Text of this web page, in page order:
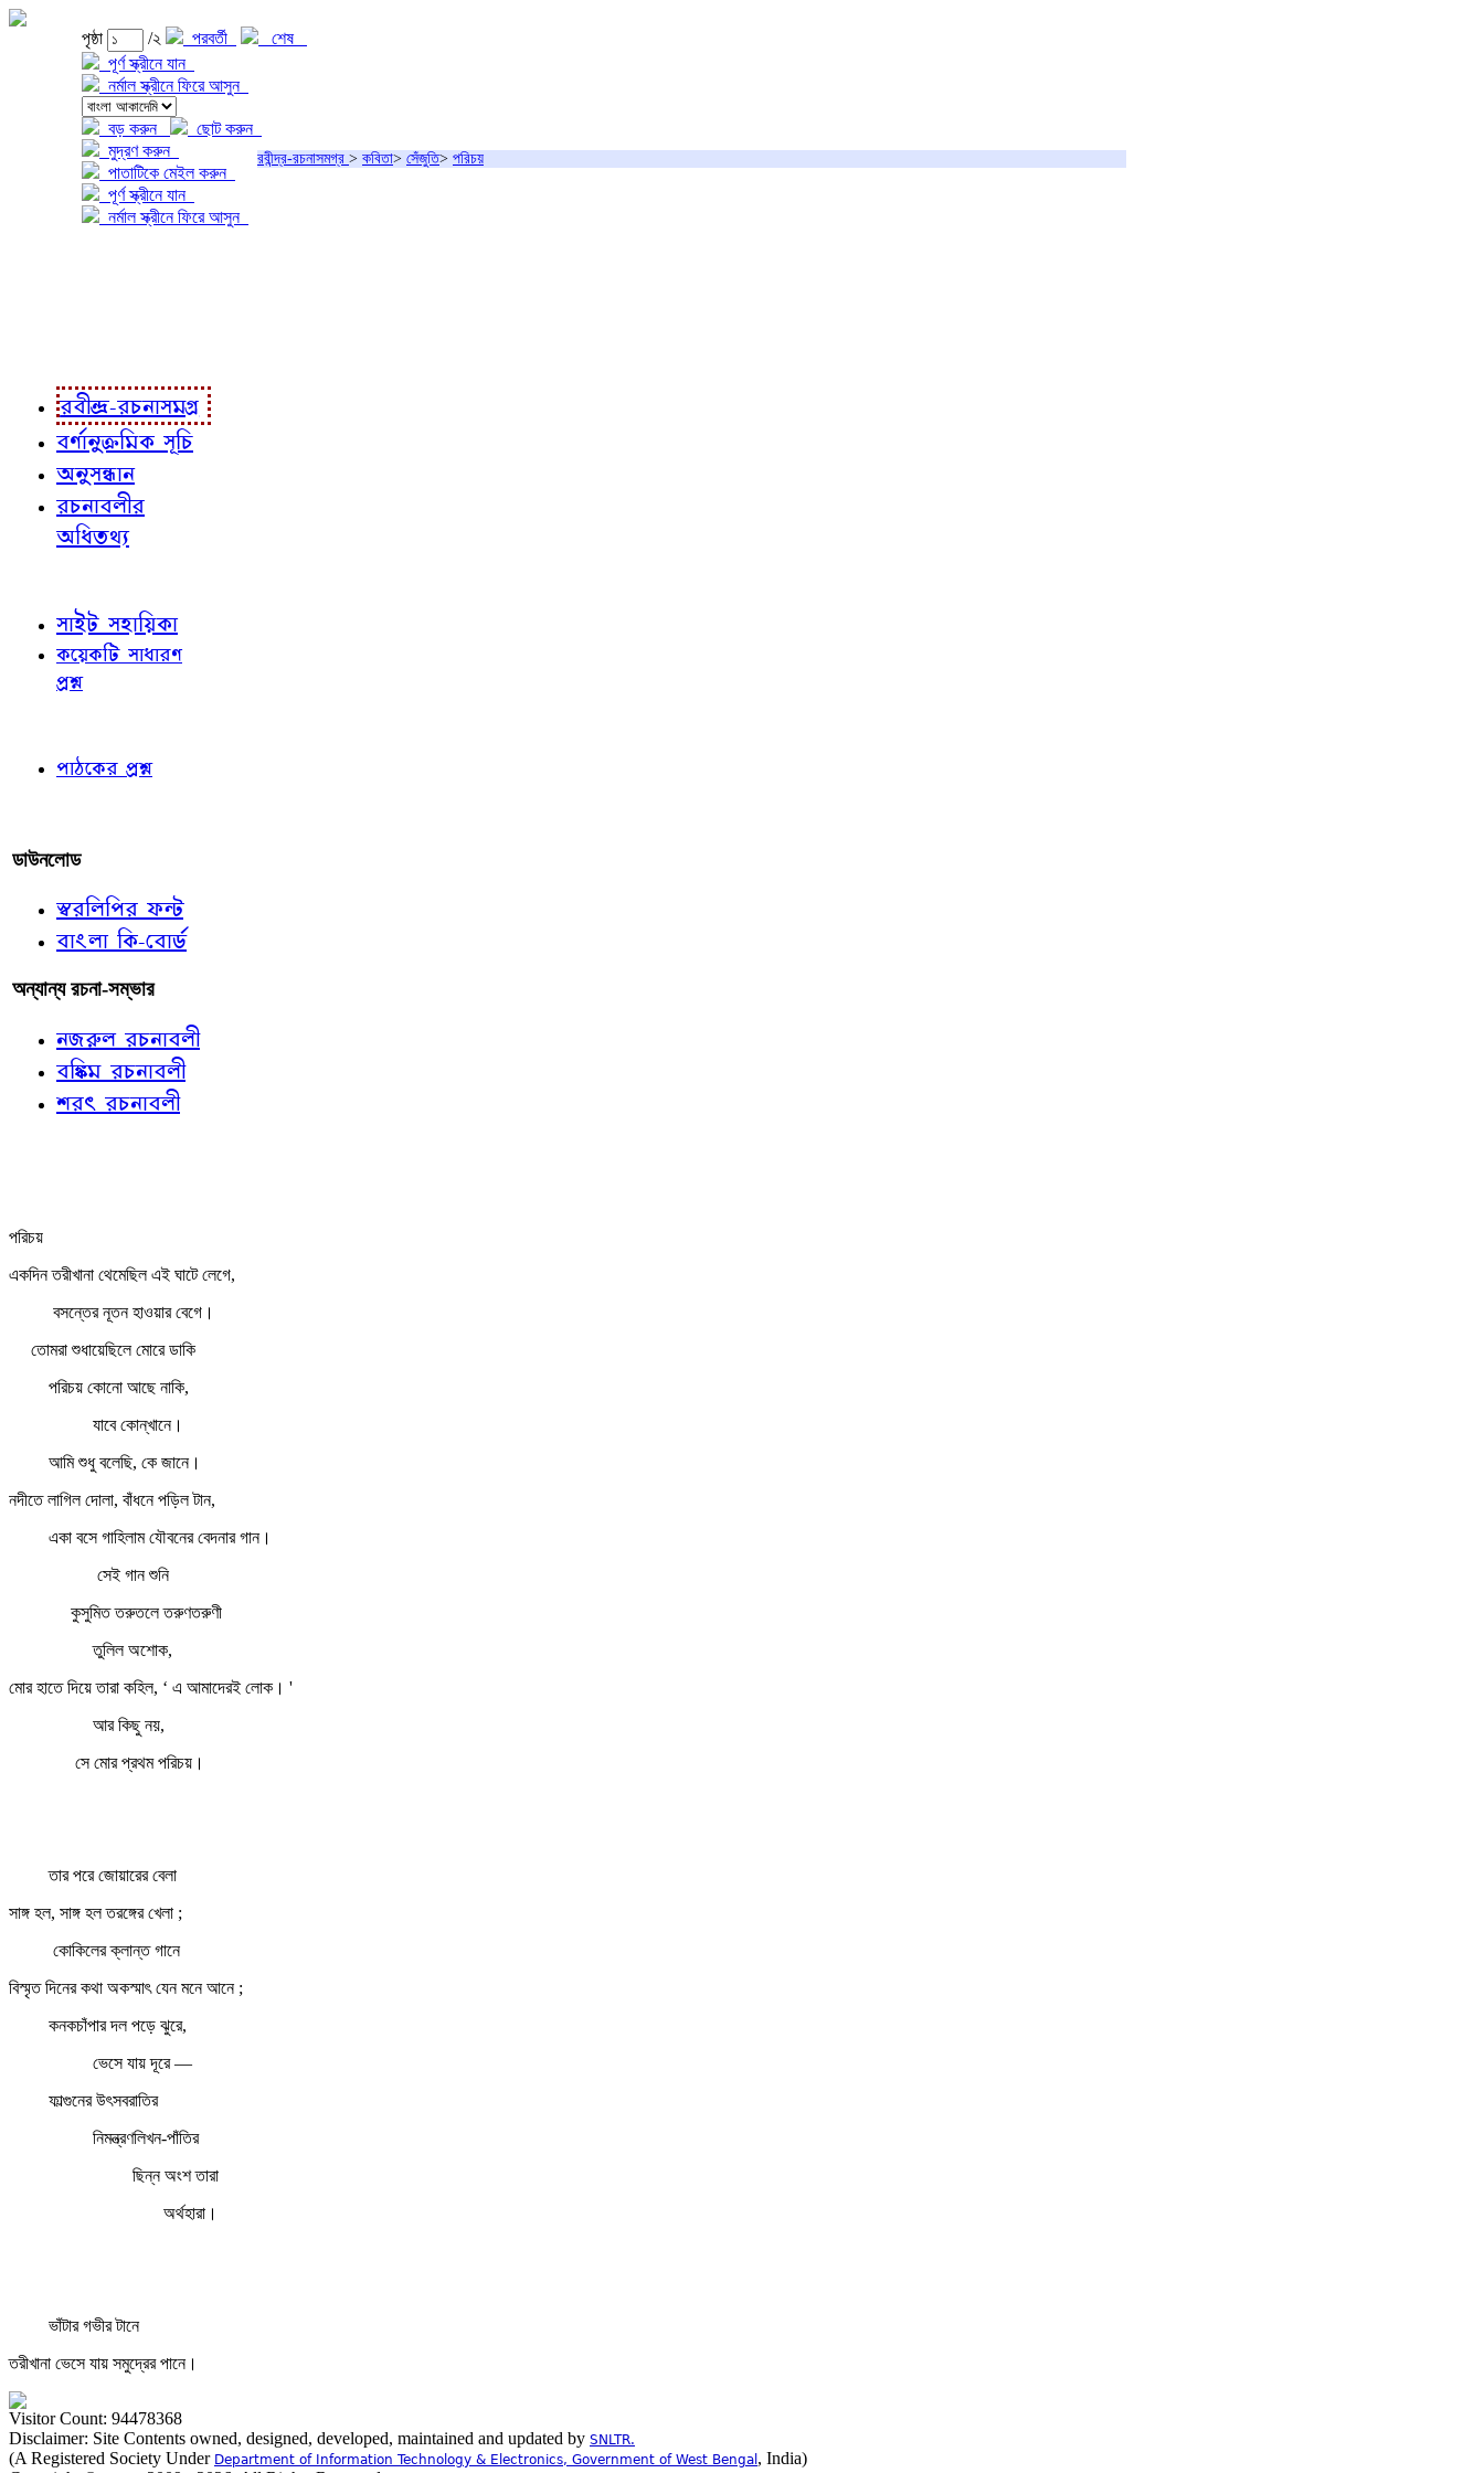
পৃষ্ঠা /২ পরবর্তী
শেষ
পূর্ণ স্ক্রীনে যান
নর্মাল স্ক্রীনে ফিরে আসুন
বড় করুন
ছোট করুন
মুদ্রণ করুন
পাতাটিকে মেইল করুন
পূর্ণ স্ক্রীনে যান
নর্মাল স্ক্রীনে ফিরে আসুন
রবীন্দ্র-রচনাসমগ্র > কবিতা> সেঁজুতি> পরিচয়
রবীন্দ্র-রচনাসমগ্র
বর্ণানুক্রমিক সূচি
অনুসন্ধান
রচনাবলীর
অধিতথ্য
সাইট সহায়িকা
কয়েকটি সাধারণ
প্রশ্ন
পাঠকের প্রশ্ন
ডাউনলোড
স্বরলিপির ফন্ট
বাংলা কি-বোর্ড
অন্যান্য রচনা-সম্ভার
নজরুল রচনাবলী
বঙ্কিম রচনাবলী
শরৎ রচনাবলী
পরিচয়
একদিন তরীখানা থেমেছিল এই ঘাটে লেগে,
বসন্তের নূতন হাওয়ার বেগে।
তোমরা শুধায়েছিলে মোরে ডাকি
পরিচয় কোনো আছে নাকি,
যাবে কোন্‌খানে।
আমি শুধু বলেছি, কে জানে।
নদীতে লাগিল দোলা, বাঁধনে পড়িল টান,
একা বসে গাহিলাম যৌবনের বেদনার গান।
সেই গান শুনি
কুসুমিত তরুতলে তরুণতরুণী
তুলিল অশোক,
মোর হাতে দিয়ে তারা কহিল, ‘ এ আমাদেরই লোক। '
আর কিছু নয়,
সে মোর প্রথম পরিচয়।
তার পরে জোয়ারের বেলা
সাঙ্গ হল, সাঙ্গ হল তরঙ্গের খেলা ;
কোকিলের ক্লান্ত গানে
বিস্মৃত দিনের কথা অকস্মাৎ যেন মনে আনে ;
কনকচাঁপার দল পড়ে ঝুরে,
ভেসে যায় দূরে —
ফাল্গুনের উৎসবরাতির
নিমন্ত্রণলিখন-পাঁতির
ছিন্ন অংশ তারা
অর্থহারা।
ভাঁটার গভীর টানে
তরীখানা ভেসে যায় সমুদ্রের পানে।
Visitor Count: 94478368
Disclaimer: Site Contents owned, designed, developed, maintained and updated by SNLTR.
(A Registered Society Under Department of Information Technology & Electronics, Government of West Bengal , India)